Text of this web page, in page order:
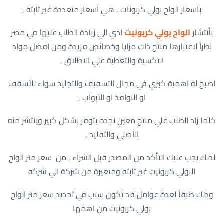
باسعار الواح بولي كربونات , هي اسعار متعددة غير ثابتة ,
بأنتشارالواح بولي كربونيتادي الي زيادة الطلب عليها في مصر
نظرآ لاعتبارها منتج ذات مزايا وخصائص فريدة ومن افضل مواد
التكسية والتغطية علي الاطلاق ,
اصبح له اهمية كبري في مجال التسقيف والتجليد سواء للأسقف
او النوافذ او الأبواب ,
كلما زاد الطلب علي منتج معين نجده يتوفر بشكل كبير وينتشر منه
الأصلي والتقليد ,
لذلك يجب عليك التأكد من المصدر قبل الشراء , من سعر متر الواح
البولي كربونيت غير ثابتة ومتغيرة من شركة الي شركة
وذلك طبقآ لعدة عوامل قد تكون سبب في تحديد سعر متر الواح
بولي كربونيت من اهمها